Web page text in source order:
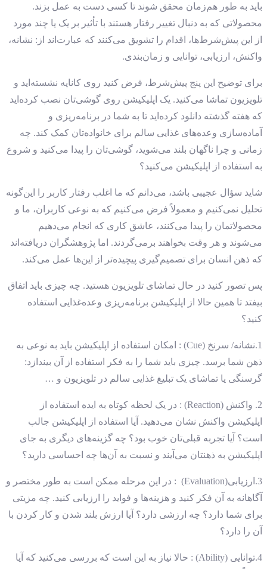
باید به طور هم‌زمان محقق شوند تا کسی دست به عمل بزند.
محصولاتی که به دنبال تغییر رفتار هستند با تأثیر بر یک یا چند مورد
از این پیش‌شرط‌ها، اقدام را تشویق می‌کنند که عبارت‌اند از: نشانه،
واکنش، ارزیابی، توانایی و زمان‌بندی.
برای توضیح این پنج پیش‌شرط، فرض کنید روی کاناپه نشسته‌اید و
تلویزیون تماشا می‌کنید. یک اپلیکیشن روی گوشی‌تان نصب کرده‌اید
که هفته گذشته دانلود کرده‌اید تا به شما در برنامه‌ریزی و
آماده‌سازی وعده‌های غذایی سالم برای خانواده‌تان کمک کند. چه
زمانی و چرا ناگهان بلند می‌شوید، گوشی‌تان را پیدا می‌کنید و شروع
به استفاده از اپلیکیشن می‌کنید؟
شاید سؤال عجیبی باشد، می‌دانم که ما اغلب رفتار کاربر را این‌گونه
تحلیل نمی‌کنیم و معمولاً فرض می‌کنیم که به ‌نوعی کاربران، ما و
محصولاتمان را پیدا می‌کنند، عاشق کاری که انجام می‌دهیم
می‌شوند و هر وقت بخواهند برمی‌گردند. اما پژوهشگران دریافته‌اند
که ذهن انسان برای تصمیم‌گیری پیچیده‌تر از این‌ها عمل می‌کند.
پس تصور کنید در حال تماشای تلویزیون هستید. چه چیزی باید اتفاق
بیفتد تا همین حالا از اپلیکیشن برنامه‌ریزی وعده‌غذایی استفاده
کنید؟
1.نشانه/ سرنخ (Cue) : امکان استفاده از اپلیکیشن باید به نوعی به
ذهن شما برسد. چیزی باید شما را به فکر استفاده از آن بیندازد:
گرسنگی یا تماشای یک تبلیغ غذایی سالم در تلویزیون و …
2. واکنش (Reaction) : در یک لحظه کوتاه به ایده استفاده از
اپلیکیشن واکنش نشان می‌دهید. آیا استفاده از اپلیکیشن جالب
است؟ آیا تجربه قبلی‌تان خوب بود؟ چه گزینه‌های دیگری به جای
اپلیکیشن به ذهنتان می‌آیند و نسبت به آن‌ها چه احساسی دارید؟
3.ارزیابی(Evaluation) : در این مرحله ممکن است به طور مختصر و
آگاهانه به آن فکر کنید و هزینه‌ها و فواید را ارزیابی کنید. چه مزیتی
برای شما دارد؟ چه ارزشی دارد؟ آیا ارزش بلند شدن و کار کردن با
آن را دارد؟
4.توانایی (Ability) : حالا نیاز به این است که بررسی می‌کنید که آیا